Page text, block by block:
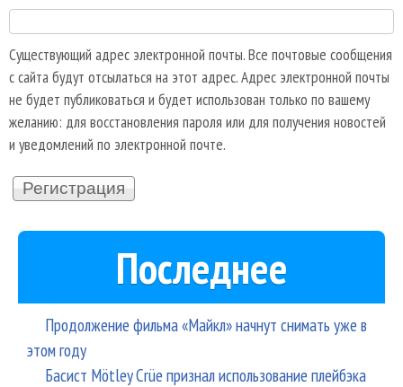
Существующий адрес электронной почты. Все почтовые сообщения
с сайта будут отсылаться на этот адрес. Адрес электронной почты
не будет публиковаться и будет использован только по вашему
желанию: для восстановления пароля или для получения новостей
и уведомлений по электронной почте.
Последнее
Продолжение фильма «Майкл» начнут снимать уже в
этом году
Басист Mötley Crüe признал использование плейбэка